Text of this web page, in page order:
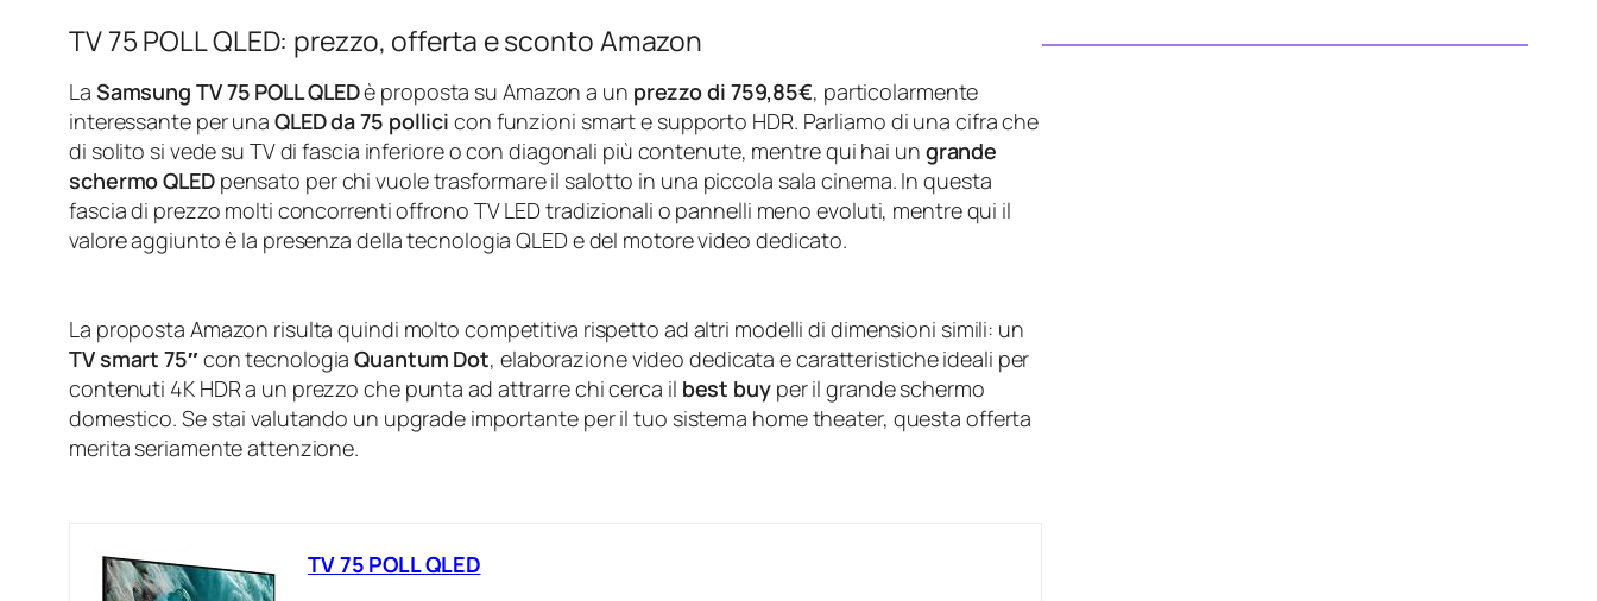
TV 75 POLL QLED: prezzo, offerta e sconto Amazon
La Samsung TV 75 POLL QLEDè proposta su Amazon a un prezzo di 759,85€, particolarmente
interessante per una QLED da 75 pollici con funzioni smart e supporto HDR. Parliamo di una cifra che
di solito si vede su TV di fascia inferiore o con diagonali più contenute, mentre qui hai un grande
schermo QLEDpensato per chi vuole trasformare il salotto in una piccola sala cinema. In questa
fascia di prezzo molti concorrenti offrono TV LED tradizionali o pannelli meno evoluti, mentre qui il
valore aggiunto è la presenza della tecnologia QLED e del motore video dedicato.
La proposta Amazon risulta quindi molto competitiva rispetto ad altri modelli di dimensioni simili: un
TV smart 75″con tecnologiaQuantum Dot, elaborazione video dedicata e caratteristiche ideali per
contenuti 4K HDR a un prezzo che punta ad attrarre chi cerca il best buyper il grande schermo
domestico. Se stai valutando un upgrade importante per il tuo sistema home theater, questa offerta
merita seriamente attenzione.
TV 75 POLL QLED